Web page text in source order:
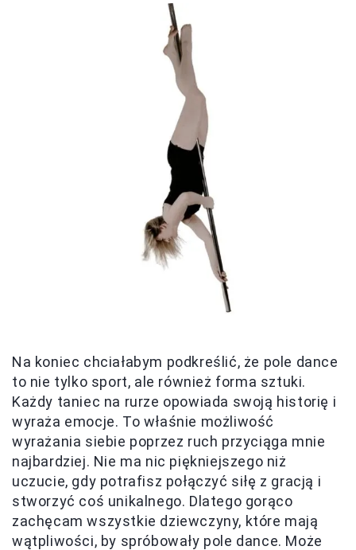
Na koniec chciałabym podkreślić, że pole dance
to nie tylko sport, ale również forma sztuki.
Każdy taniec na rurze opowiada swoją historię i
wyraża emocje. To właśnie możliwość
wyrażania siebie poprzez ruch przyciąga mnie
najbardziej. Nie ma nic piękniejszego niż
uczucie, gdy potrafisz połączyć siłę z gracją i
stworzyć coś unikalnego. Dlatego gorąco
zachęcam wszystkie dziewczyny, które mają
wątpliwości, by spróbowały pole dance. Może